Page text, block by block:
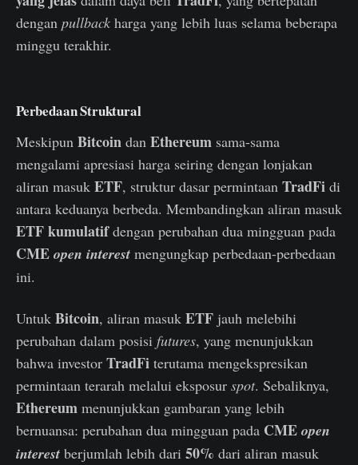
dengan pullback harga yang lebih luas selama beberapa
minggu terakhir.
Perbedaan Struktural
Meskipun Bitcoin dan Ethereum sama-sama
mengalami apresiasi harga seiring dengan lonjakan
aliran masuk ETF, struktur dasar permintaan TradFi di
antara keduanya berbeda. Membandingkan aliran masuk
ETF kumulatifdengan perubahan dua mingguan pada
CME open interest mengungkap perbedaan-perbedaan
ini.
Untuk Bitcoin, aliran masuk ETF jauh melebihi
perubahan dalam posisi futures, yang menunjukkan
bahwa investor TradFi terutama mengekspresikan
permintaan terarah melalui eksposur spot. Sebaliknya,
Ethereum menunjukkan gambaran yang lebih
bernuansa: perubahan dua mingguan pada CME open
interest berjumlah lebih dari 50% dari aliran masuk